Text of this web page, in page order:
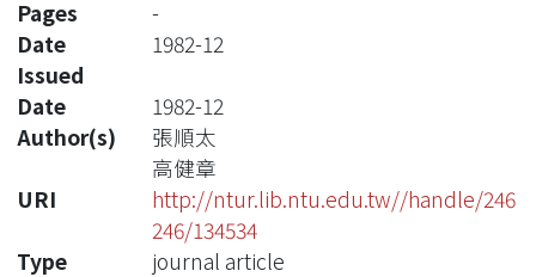
Pages
-
Date
Issued
1982-12
Date
1982-12
Author(s)
張順太
高健章
URI
http://ntur.lib.ntu.edu.tw//handle/246
246/134534
Type
journal article